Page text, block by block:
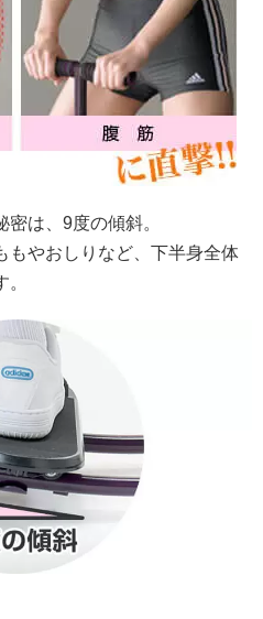
は、9度の傾斜。
もやおしりなど、下半身全体